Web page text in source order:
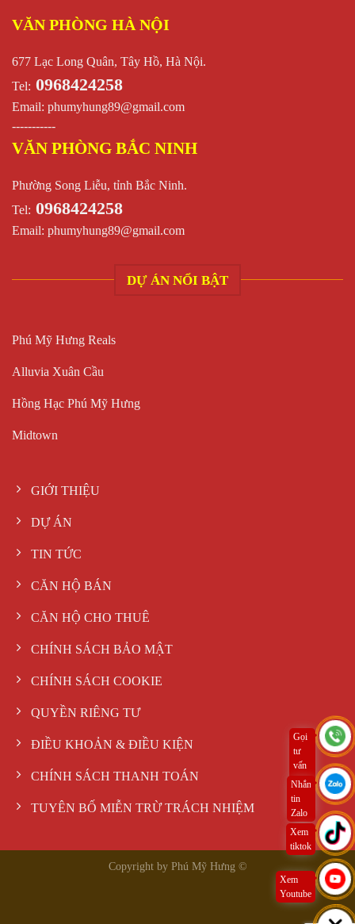
VĂN PHÒNG HÀ NỘI
677 Lạc Long Quân, Tây Hồ, Hà Nội.
Tel: 0968424258
Email: phumyhung89@gmail.com
-----------
VĂN PHÒNG BẮC NINH
Phường Song Liễu, tỉnh Bắc Ninh.
Tel: 0968424258
Email: phumyhung89@gmail.com
DỰ ÁN NỔI BẬT
Phú Mỹ Hưng Reals
Alluvia Xuân Cầu
Hồng Hạc Phú Mỹ Hưng
Midtown
GIỚI THIỆU
DỰ ÁN
TIN TỨC
CĂN HỘ BÁN
CĂN HỘ CHO THUÊ
CHÍNH SÁCH BẢO MẬT
CHÍNH SÁCH COOKIE
QUYỀN RIÊNG TƯ
ĐIỀU KHOẢN & ĐIỀU KIỆN
CHÍNH SÁCH THANH TOÁN
TUYÊN BỐ MIỄN TRỪ TRÁCH NHIỆM
Copyright by Phú Mỹ Hưng ©
Gọi
tư
vấn
ngay
Nhắn
tin
Zalo
Xem
tiktok
Xem
Youtube